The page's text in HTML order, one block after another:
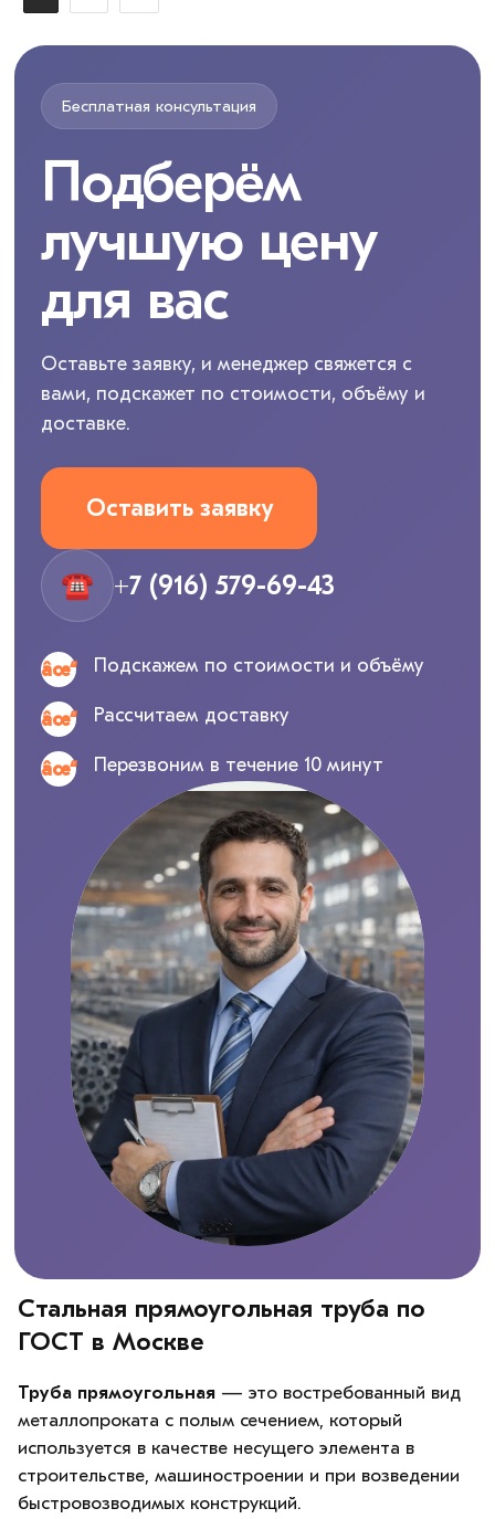
Бесплатная консультация
Подберём
лучшую цену
для вас
Оставьте заявку, и менеджер свяжется с
вами, подскажет по стоимости, объёму и
доставке.
Оставить заявку
☎ +7 (916) 579-69-43
Подскажем по стоимости и объёму
Рассчитаем доставку
Перезвоним в течение 10 минут
Стальная прямоугольная труба по
ГОСТ в Москве
Труба прямоугольная — это востребованный вид
металлопроката с полым сечением, который
используется в качестве несущего элемента в
строительстве, машиностроении и при возведении
быстровозводимых конструкций.